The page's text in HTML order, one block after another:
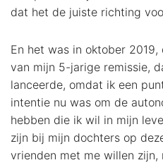
dat het de juiste richting
En het was in oktober
van mijn 5-jarige remissie,
lanceerde, omdat ik een
intentie nu was om de
hebben die ik wil in mijn
zijn bij mijn dochters op
vrienden met me willen